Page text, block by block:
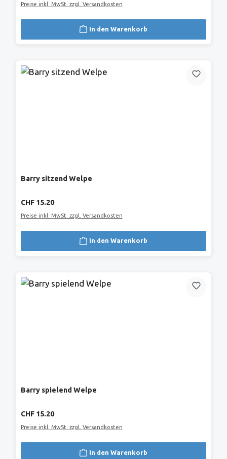
Preise inkl. MwSt. zzgl. Versandkosten
In den Warenkorb
Barry sitzend Welpe
Regulärer Preis:
CHF 15.20
Preise inkl. MwSt. zzgl. Versandkosten
In den Warenkorb
Barry spielend Welpe
Regulärer Preis:
CHF 15.20
Preise inkl. MwSt. zzgl. Versandkosten
In den Warenkorb